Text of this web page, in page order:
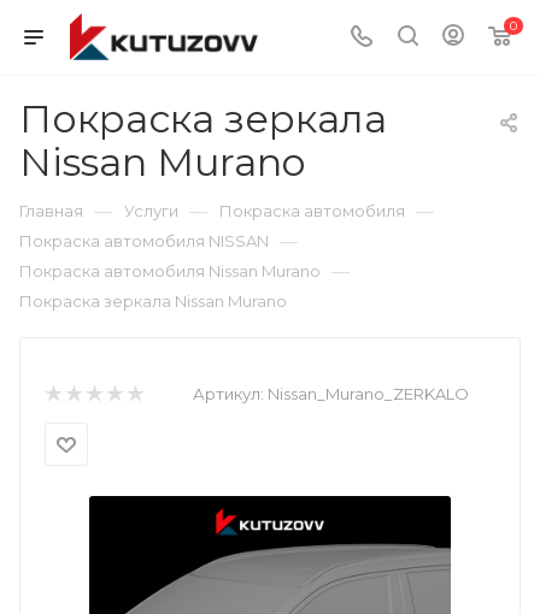
0
Покраска зеркала
Nissan Murano
Главная — Услуги — Покраска автомобиля —
Покраска автомобиля NISSAN —
Покраска автомобиля Nissan Murano —
Покраска зеркала Nissan Murano
Артикул: Nissan_Murano_ZERKALO